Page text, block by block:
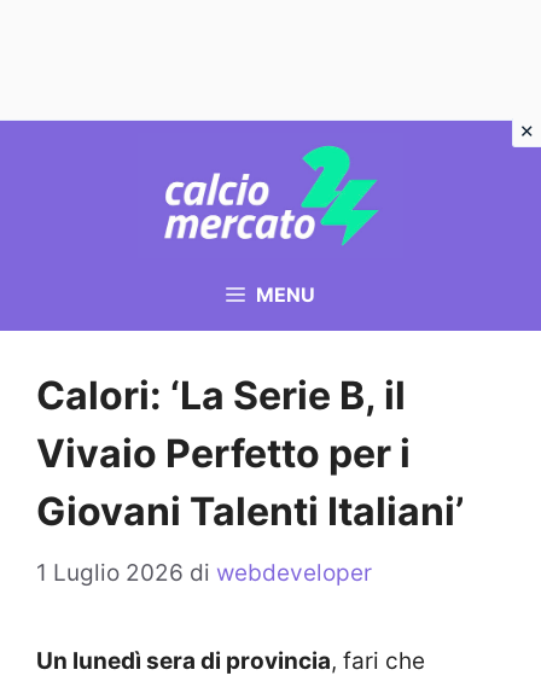
MENU
Calori: ‘La Serie B, il
Vivaio Perfetto per i
Giovani Talenti Italiani’
1 Luglio 2026 di webdeveloper
Un lunedì sera di provincia, fari che